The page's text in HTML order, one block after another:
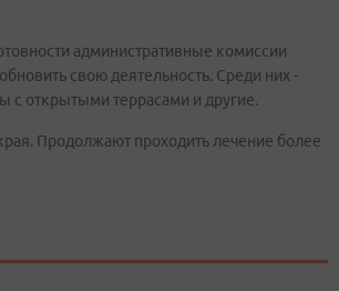
административные комиссии
свою деятельность. Среди них -
с открытыми террасами и другие.
Продолжают проходить лечение более